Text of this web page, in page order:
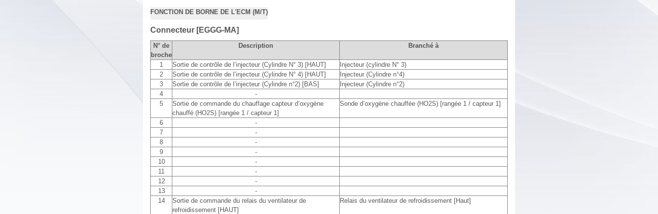
FONCTION DE BORNE DE L'ECM (M/T)
Connecteur [EGGG-MA]
N° de
broche
Description Branché à
1 Sortie de contrôle de l’injecteur (Cylindre N° 3) [HAUT]
Injecteur (cylindre N° 3)
2
Sortie de contrôle de l’injecteur (Cylindre N° 4) [HAUT]
Injecteur (Cylindre n°4)
3
Sortie de contrôle de l’injecteur (Cylindre n°2) [BAS]
Injecteur (Cylindre n°2)
4
-
5
Sortie de commande du chauffage capteur d’oxygène
chauffé (HO2S) [rangée 1 / capteur 1]
Sonde d’oxygène chauffée (HO2S) [rangée 1 / capteur 1]
6
-
7
-
8
-
9
-
10
-
11
-
12
-
13
-
14
Sortie de commande du relais du ventilateur de
refroidissement [HAUT]
Relais du ventilateur de refroidissement [Haut]